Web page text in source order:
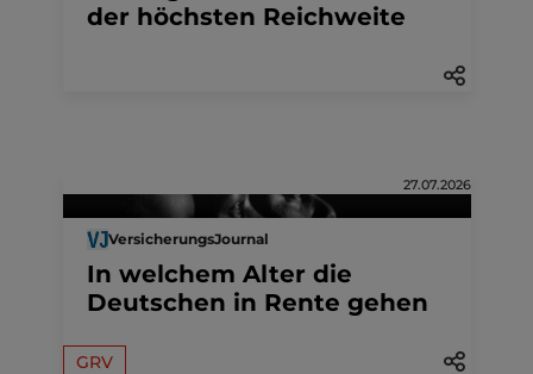
der höchsten Reichweite
27.07.2026
VersicherungsJournal
In welchem Alter die
Deutschen in Rente gehen
GRV